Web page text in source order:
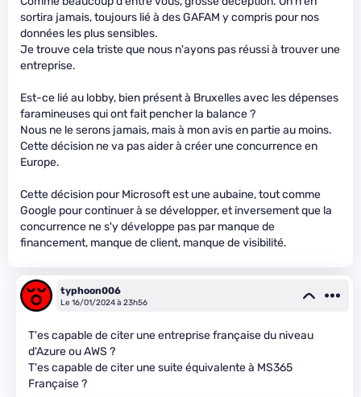
sortira jamais, toujours lié à des GAFAM y compris pour nos
données les plus sensibles.
Je trouve cela triste que nous n'ayons pas réussi à trouver une
entreprise.
Est-ce lié au lobby, bien présent à Bruxelles avec les dépenses
faramineuses qui ont fait pencher la balance ?
Nous ne le serons jamais, mais à mon avis en partie au moins.
Cette décision ne va pas aider à créer une concurrence en
Europe.
Cette décision pour Microsoft est une aubaine, tout comme
Google pour continuer à se développer, et inversement que la
concurrence ne s'y développe pas par manque de
financement, manque de client, manque de visibilité.
typhoon006
Le 16/01/2024 à 23h56
T'es capable de citer une entreprise française du niveau
d'Azure ou AWS ?
T'es capable de citer une suite équivalente à MS365
Française ?